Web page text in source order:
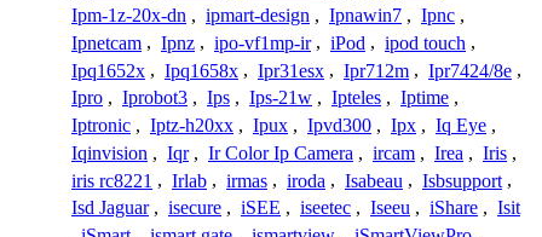
Ipm-1z-20x-dn , ipmart-design , Ipnawin7 , Ipnc ,
Ipnetcam , Ipnz , ipo-vf1mp-ir , iPod , ipod touch ,
Ipq1652x , Ipq1658x , Ipr31esx , Ipr712m , Ipr7424/8e ,
Ipro , Iprobot3 , Ips , Ips-21w , Ipteles , Iptime ,
Iptronic , Iptz-h20xx , Ipux , Ipvd300 , Ipx , Iq Eye ,
Iqinvision , Iqr , Ir Color Ip Camera , ircam , Irea , Iris ,
iris rc8221 , Irlab , irmas , iroda , Isabeau , Isbsupport ,
Isd Jaguar , isecure , iSEE , iseetec , Iseeu , iShare , Isit